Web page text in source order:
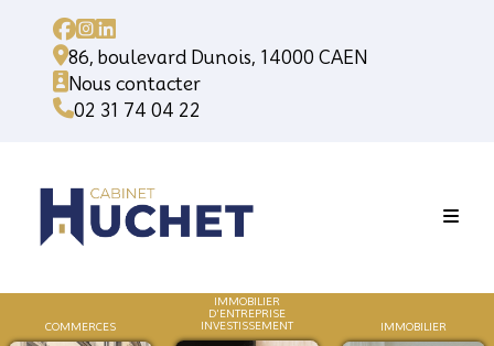
86, boulevard Dunois, 14000 CAEN
Nous contacter
02 31 74 04 22